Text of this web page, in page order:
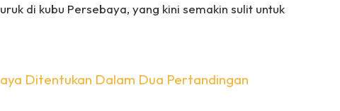
di kubu Persebaya, yang kini semakin sulit untuk
Ditentukan Dalam Dua Pertandingan